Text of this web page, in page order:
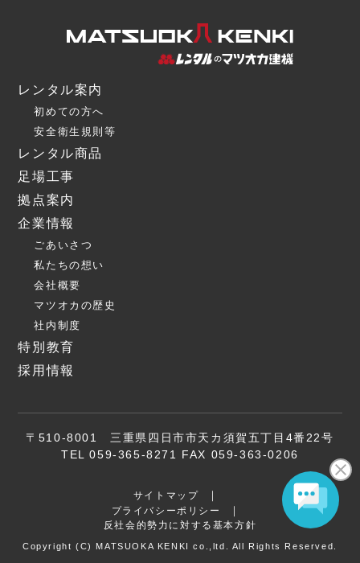
レンタル案内
初めての方へ
安全衛生規則等
レンタル商品
足場工事
拠点案内
企業情報
ごあいさつ
私たちの想い
会社概要
マツオカの歴史
社内制度
特別教育
採用情報
〒510-8001 三重県四日市市天カ須賀五丁目4番22号
TEL 059-365-8271 FAX 059-363-0206
サイトマップ
プライバシーポリシー
反社会的勢力に対する基本方針
Copyright (C) MATSUOKA KENKI co.,ltd. All Rights Reserved.